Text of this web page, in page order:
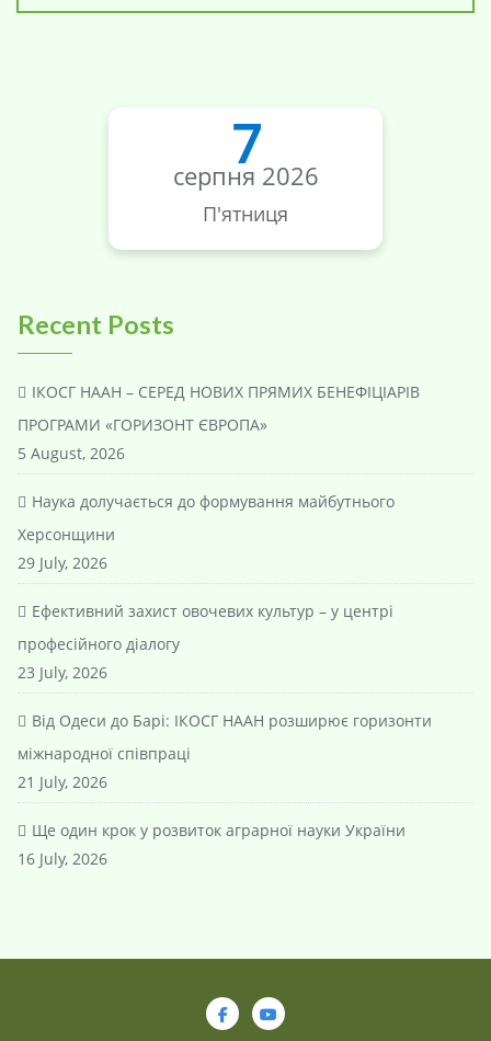
7
серпня 2026
П'ятниця
Recent Posts
ІКОСГ НААН – СЕРЕД НОВИХ ПРЯМИХ БЕНЕФІЦІАРІВ
ПРОГРАМИ «ГОРИЗОНТ ЄВРОПА»
5 August, 2026
Наука долучається до формування майбутнього
Херсонщини
29 July, 2026
Ефективний захист овочевих культур – у центрі
професійного діалогу
23 July, 2026
Від Одеси до Барі: ІКОСГ НААН розширює горизонти
міжнародної співпраці
21 July, 2026
Ще один крок у розвиток аграрної науки України
16 July, 2026